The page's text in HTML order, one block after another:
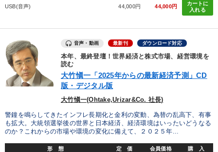
USB(音声) 44,000円 44,000円
カートに
入れる
音声・動画 最新刊 ダウンロード対応
本年、最終登壇！世界経済と株式市場、経営環境を
読む
大竹愼一「2025年からの最新経済予測」CD
版・デジタル版
大竹愼一(Ohtake,Urizar&Co. 社長)
警鐘を鳴らしてきたインフレ長期化と金利の変動、為替の乱高下、有事
も拡大。大統領選挙後の世界と日本経済、経済環境はいったいどうなる
のか？これからの市場や環境の変化に備えて、２０２５年...
形 態 定 価 会員価格 購 入